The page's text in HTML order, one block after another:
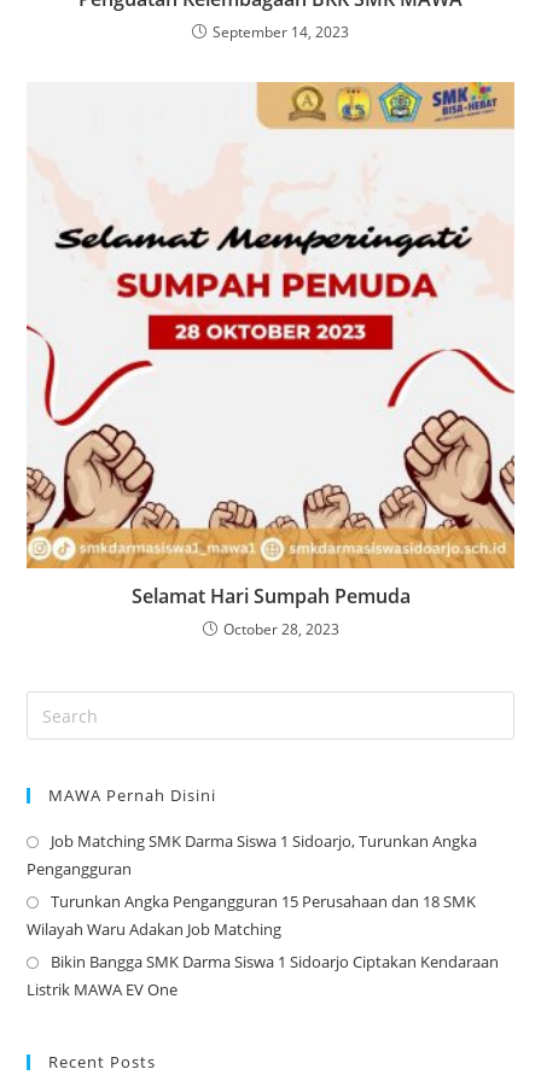
September 14, 2023
Selamat Hari Sumpah Pemuda
October 28, 2023
MAWA Pernah Disini
Job Matching SMK Darma Siswa 1 Sidoarjo, Turunkan Angka
Pengangguran
Turunkan Angka Pengangguran 15 Perusahaan dan 18 SMK
Wilayah Waru Adakan Job Matching
Bikin Bangga SMK Darma Siswa 1 Sidoarjo Ciptakan Kendaraan
Listrik MAWA EV One
Recent Posts